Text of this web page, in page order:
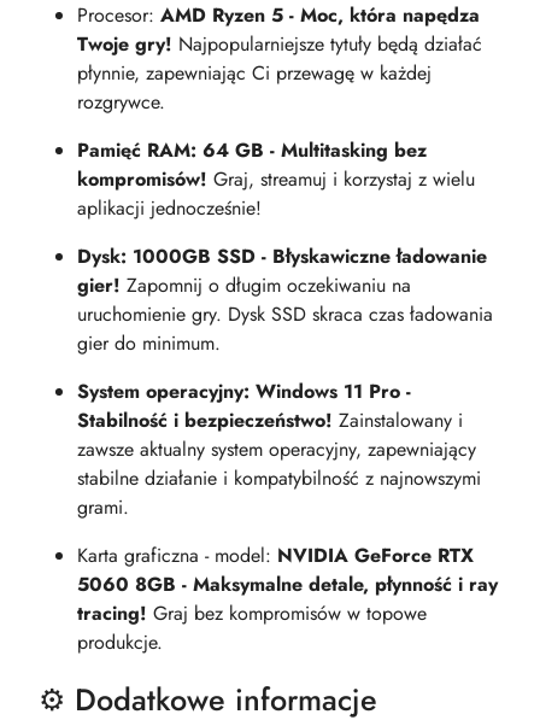
Procesor: AMD Ryzen 5 - Moc, która napędza
Twoje gry! Najpopularniejsze tytuły będą działać
płynnie, zapewniając Ci przewagę w każdej
rozgrywce.
Pamięć RAM: 64 GB - Multitasking bez
kompromisów! Graj, streamuj i korzystaj z wielu
aplikacji jednocześnie!
Dysk: 1000GB SSD - Błyskawiczne ładowanie
gier! Zapomnij o długim oczekiwaniu na
uruchomienie gry. Dysk SSD skraca czas ładowania
gier do minimum.
System operacyjny: Windows 11 Pro -
Stabilność i bezpieczeństwo! Zainstalowany i
zawsze aktualny system operacyjny, zapewniający
stabilne działanie i kompatybilność z najnowszymi
grami.
Karta graficzna - model: NVIDIA GeForce RTX
5060 8GB - Maksymalne detale, płynność i ray
tracing! Graj bez kompromisów w topowe
produkcje.
⚙️ Dodatkowe informacje